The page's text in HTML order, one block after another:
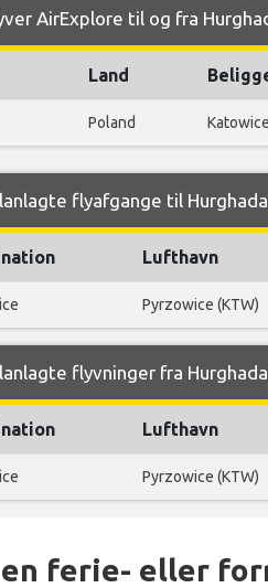
AirExplore til og fra
Land
Poland Katowice
flyafgange til
Lufthavn
Pyrzowice (KTW)
flyvninger fra
Lufthavn
Pyrzowice (KTW)
ferie- eller